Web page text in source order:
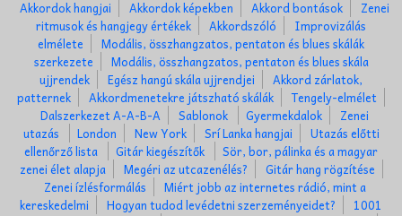
Akkordok hangjai
Akkordok képekben Akkord bontások
Zenei
ritmusok és hangjegy értékek
Akkordszóló
Improvizálás
elmélete
Modális, összhangzatos, pentaton és blues skálák
szerkezete
Modális, összhangzatos, pentaton és blues skála
ujjrendek
Egész hangú skála ujjrendjei
Akkord zárlatok,
patternek
Akkordmenetekre játszható skálák
Tengely-elmélet
Dalszerkezet A-A-B-A
Sablonok Gyermekdalok
Zenei
utazás
London New York Srí Lanka hangjai
Utazás előtti
ellenőrző lista
Gitár kiegészítők
Sör, bor, pálinka és a magyar
zenei élet alapja
Megéri az utcazenélés?
Gitár hang rögzítése
Zenei ízlésformálás
Miért jobb az internetes rádió, mint a
kereskedelmi
Hogyan tudod levédetni szerzeményeidet?
1001